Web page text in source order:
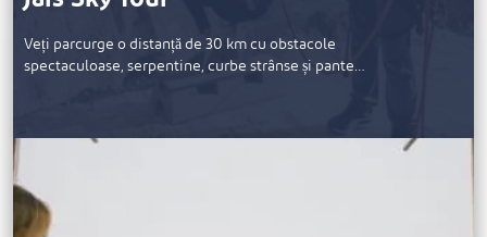
Veți parcurge o distanță de 30 km cu obstacole
spectaculoase, serpentine, curbe strânse și pante…